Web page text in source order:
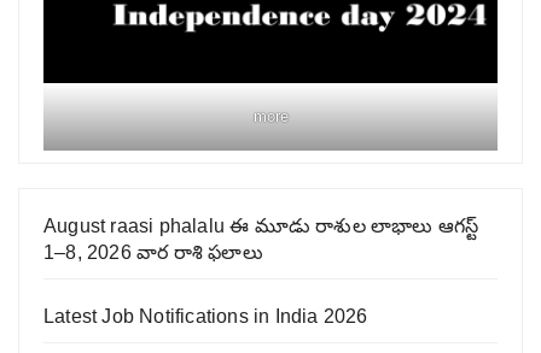
more
August raasi phalalu ఈ మూడు రాశుల లాభాలు ఆగస్ట్
1–8, 2026 వార రాశి ఫలాలు
Latest Job Notifications in India 2026